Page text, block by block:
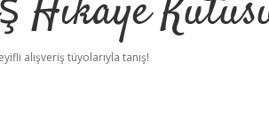
alışveriş tüyolarıyla tanış!